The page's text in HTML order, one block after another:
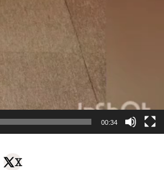
00:34
X